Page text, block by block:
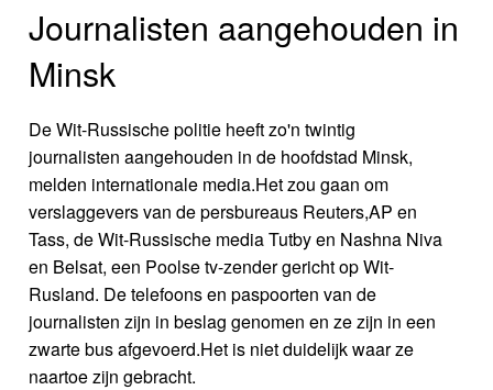
Journalisten aangehouden in
Minsk
De Wit-Russische politie heeft zo'n twintig
journalisten aangehouden in de hoofdstad Minsk,
melden internationale media.Het zou gaan om
verslaggevers van de persbureaus Reuters,AP en
Tass, de Wit-Russische media Tutby en Nashna Niva
en Belsat, een Poolse tv-zender gericht op Wit-
Rusland. De telefoons en paspoorten van de
journalisten zijn in beslag genomen en ze zijn in een
zwarte bus afgevoerd.Het is niet duidelijk waar ze
naartoe zijn gebracht.